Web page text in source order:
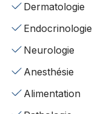
Dermatologie
Endocrinologie
Neurologie
Anesthésie
Alimentation